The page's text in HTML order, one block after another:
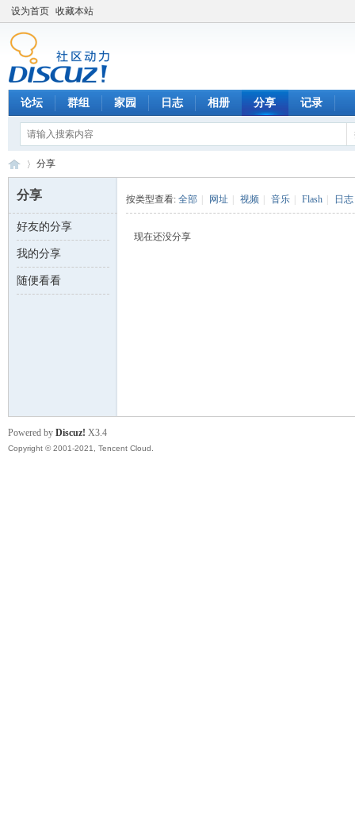
设为首页 收藏本站
论坛 群组 家园 日志 相册 分享 记录
数 ›
分享
分享
好友的分享
我的分享
随便看看
按类型查看: 全部 网址 视频 音乐 Flash 日志
现在还没分享
Powered by Discuz! X3.4
Copyright © 2001-2021, Tencent Cloud.